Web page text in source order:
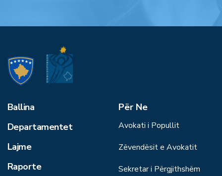
Ballina
Departamentet
Lajme
Raporte
Për Ne
Avokati i Popullit
Zëvendësit e Avokatit
Sekretar i Përgjithshëm